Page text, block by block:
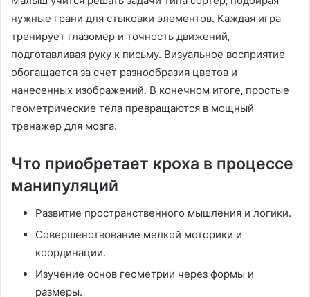
нужные грани для стыковки элементов. Каждая игра
тренирует глазомер и точность движений‚
подготавливая руку к письму. Визуальное восприятие
обогащается за счет разнообразия цветов и
нанесенных изображений. В конечном итоге‚ простые
геометрические тела превращаются в мощный
тренажер для мозга.
Что приобретает кроха в процессе
манипуляций
Развитие пространственного мышления и логики.
Совершенствование мелкой моторики и
координации.
Изучение основ геометрии через формы и
размеры.